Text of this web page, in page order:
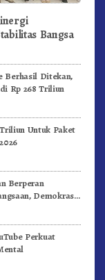
Bangsa
Berhasil Ditekan,
Rp 268 Triliun
Untuk Paket
Berperan
Demokrasi,
Perkuat